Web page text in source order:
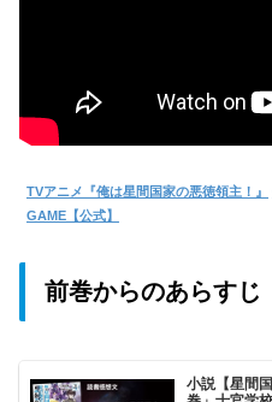
TVアニメ『俺は星間国家の悪徳領主！』
GAME【公式】
前巻からのあらすじ
小説【星間